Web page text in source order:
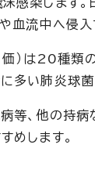
血流中へ侵入
）は20種類の
多い肺炎球菌
等、他の持
めします。